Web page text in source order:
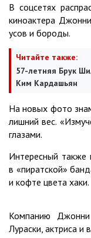
В соцсетях
киноактера
усов и бороды.
Читайте также:
57-летняя Брук
Ким Кардашьян
На новых фото
лишний вес.
глазами.
Интересный также
в «пиратской»
и кофте цвета хаки.
Компанию
Лураски, актриса